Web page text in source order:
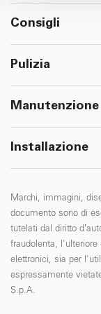
Consigli
Pulizia
Manutenzione
Installazione
Marchi, immagini,
documento sono di
tutelati dal diritto
fraudolenta, l'ulteriore
elettronici, sia per
espressamente
S.p.A.